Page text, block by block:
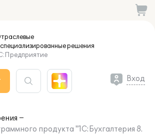
решения
Вход
продукта "1С:Бухгалтерия 8.